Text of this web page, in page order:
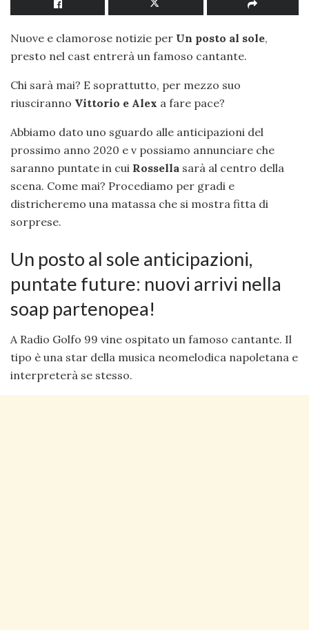
Nuove e clamorose notizie per Un posto al sole,
presto nel cast entrerà un famoso cantante.
Chi sarà mai? E soprattutto, per mezzo suo
riusciranno Vittorio e Alex a fare pace?
Abbiamo dato uno sguardo alle anticipazioni del
prossimo anno 2020 e v possiamo annunciare che
saranno puntate in cui Rossella sarà al centro della
scena. Come mai? Procediamo per gradi e
districheremo una matassa che si mostra fitta di
sorprese.
Un posto al sole anticipazioni,
puntate future: nuovi arrivi nella
soap partenopea!
A Radio Golfo 99 vine ospitato un famoso cantante. Il
tipo è una star della musica neomelodica napoletana e
interpreterà se stesso.